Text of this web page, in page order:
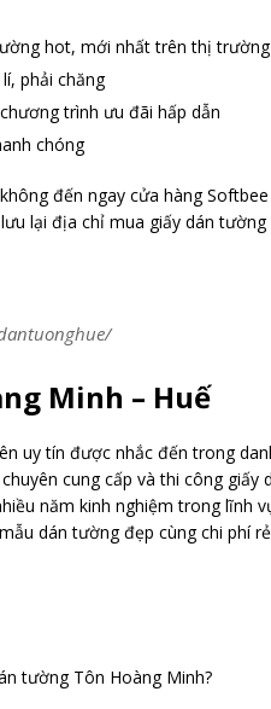
hot, mới nhất trên thị trường
phải chăng
trình ưu đãi hấp dẫn
chóng
đến ngay cửa hàng
lại địa chỉ mua giấy dán tường
Minh – Huế
uy tín được nhắc đến trong
cung cấp và thi công giấy
năm kinh nghiệm trong lĩnh
dán tường đẹp cùng chi phí
tường Tôn Hoàng Minh?